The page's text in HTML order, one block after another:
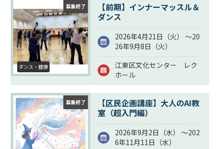
募集終了
ダンス・健康
【前期】インナーマッスル＆
ダンス
2026年4月21日（火） ～20
26年9月8日（火）
江東区文化センター レク
ホール
募集終了
【区民企画講座】大人のAI教
室（超入門編）
2026年9月2日（水） ～202
6年11月11日（水）